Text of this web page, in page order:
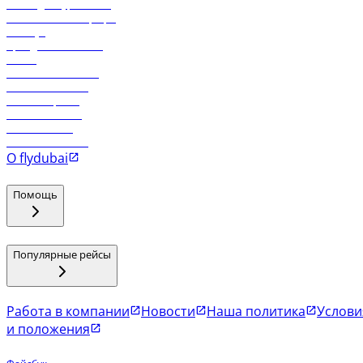
О flydubai
Помощь
Популярные рейсы
Работа в компании Новости Наша политика
и положения